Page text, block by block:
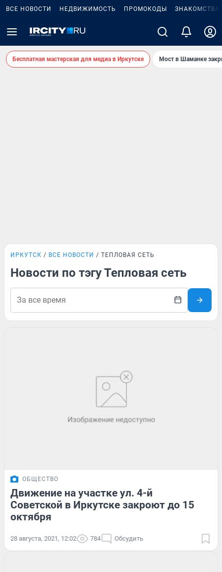
ВСЕ НОВОСТИ НЕДВИЖИМОСТЬ ПРОМОКОДЫ ЗНАКОМСТВА
Бесплатная мастерская для медиа в Иркутске Мост в Шаманке
ИРКУТСК ВСЕ НОВОСТИ ТЕПЛОВАЯ СЕТЬ
Новости по тэгу Тепловая сеть
ОБЩЕСТВО
Движение на участке ул. 4-й
Советской в Иркутске закроют до 15
октября
28 августа, 2021, 12:02 784 Обсудить